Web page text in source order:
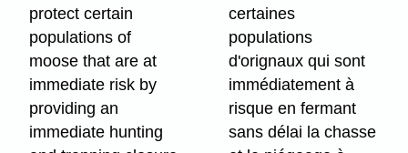
protect certain
populations of
moose that are at
immediate risk by
providing an
immediate hunting
certaines
populations
d'orignaux qui sont
immédiatement à
risque en fermant
sans délai la chasse